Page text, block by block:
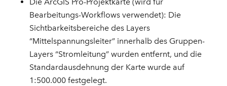
Die ArcGIS Pro-Projektkarte (wird für
Bearbeitungs-Workflows verwendet): Die
Sichtbarkeitsbereiche des Layers
“Mittelspannungsleiter” innerhalb des Gruppen-
Layers “Stromleitung” wurden entfernt, und die
Standardausdehnung der Karte wurde auf
1:500.000 festgelegt.